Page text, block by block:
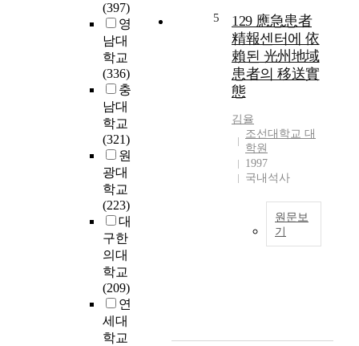
(397)
영
남대
학교
(336)
충
남대
학교
(321)
원
광대
학교
(223)
대
구한
의대
학교
(209)
연
세대
학교
5
129 應急患者
精報센터에 依
賴된 光州地域
患者의 移送實
態
김율
조선대학교 대
학원
1997
국내석사
원문보
기